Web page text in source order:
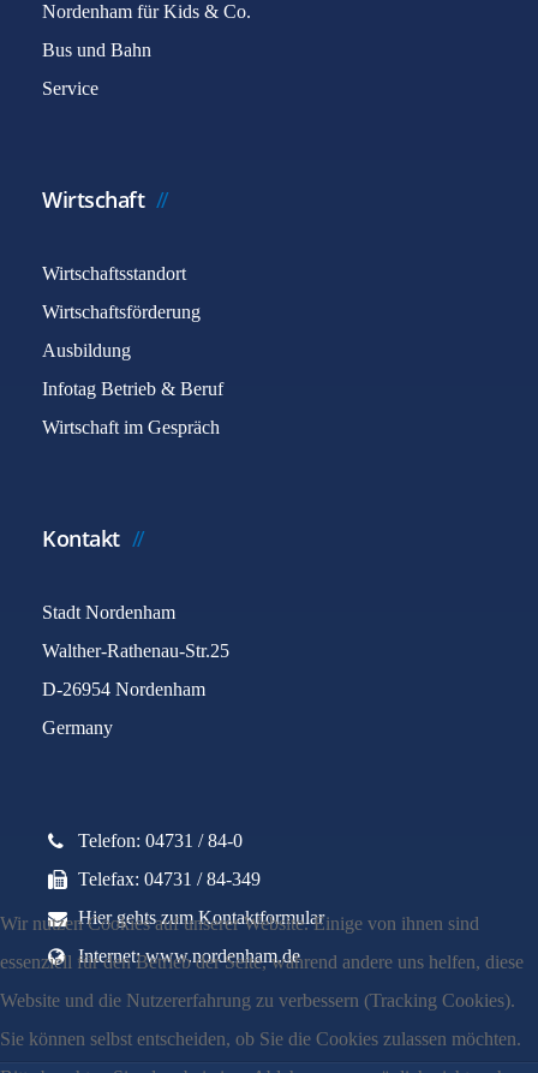
Nordenham für Kids & Co.
Bus und Bahn
Service
Wirtschaft
Wirtschaftsstandort
Wirtschaftsförderung
Ausbildung
Infotag Betrieb & Beruf
Wirtschaft im Gespräch
Kontakt
Stadt Nordenham
Walther-Rathenau-Str.25
D-26954 Nordenham
Germany
Telefon: 04731 / 84-0
Telefax: 04731 / 84-349
Hier gehts zum Kontaktformular
Internet: www.nordenham.de
Wir nutzen Cookies auf unserer Website. Einige von ihnen sind
essenziell für den Betrieb der Seite, während andere uns helfen, diese
Website und die Nutzererfahrung zu verbessern (Tracking Cookies).
Sie können selbst entscheiden, ob Sie die Cookies zulassen möchten.